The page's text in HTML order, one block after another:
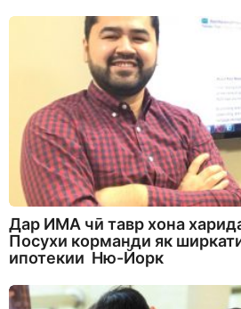
Дар ИМА чӣ тавр хона
Посухи корманди як
ипотекии Ню-Йорк